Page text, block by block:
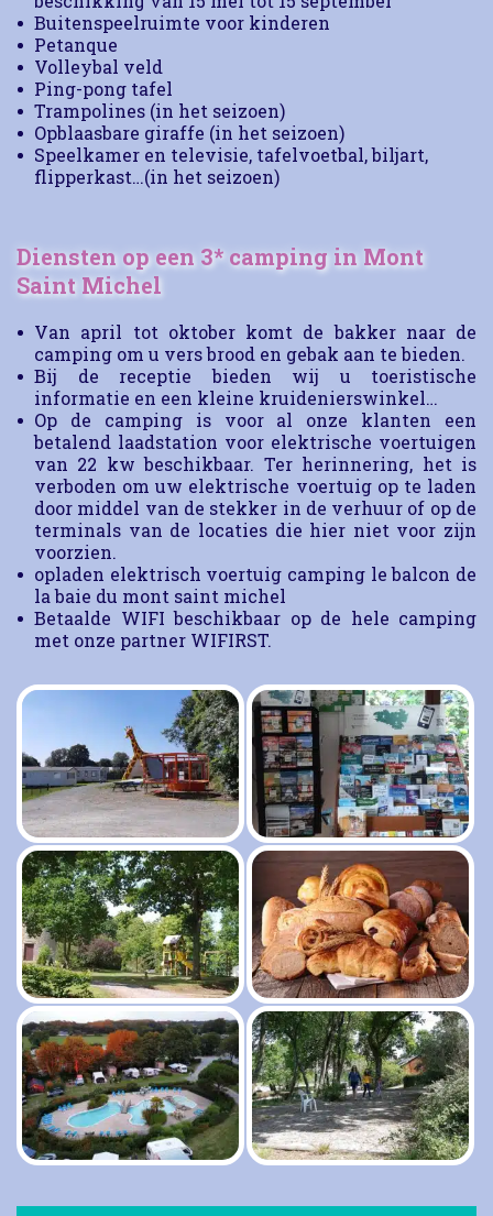
Buitenspeelruimte voor kinderen
Petanque
Volleybal veld
Ping-pong tafel
Trampolines (in het seizoen)
Opblaasbare giraffe (in het seizoen)
Speelkamer en televisie, tafelvoetbal, biljart,
flipperkast…(in het seizoen)
Diensten op een 3* camping in Mont
Saint Michel
Van april tot oktober komt de bakker naar de
camping om u vers brood en gebak aan te bieden.
Bij de receptie bieden wij u toeristische
informatie en een kleine kruidenierswinkel…
Op de camping is voor al onze klanten een
betalend laadstation voor elektrische voertuigen
van 22 kw beschikbaar. Ter herinnering, het is
verboden om uw elektrische voertuig op te laden
door middel van de stekker in de verhuur of op de
terminals van de locaties die hier niet voor zijn
voorzien.
opladen elektrisch voertuig camping le balcon de
la baie du mont saint michel
Betaalde WIFI beschikbaar op de hele camping
met onze partner WIFIRST.